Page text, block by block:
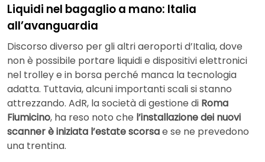
Liquidi nel bagaglio a mano: Italia
all’avanguardia
Discorso diverso per gli altri aeroporti d’Italia, dove
non è possibile portare liquidi e dispositivi elettronici
nel trolley e in borsa perché manca la tecnologia
adatta. Tuttavia, alcuni importanti scali si stanno
attrezzando. AdR, la società di gestione di Roma
Fiumicino, ha reso noto che l’installazione dei nuovi
scanner è iniziata l’estate scorsae se ne prevedono
una trentina.